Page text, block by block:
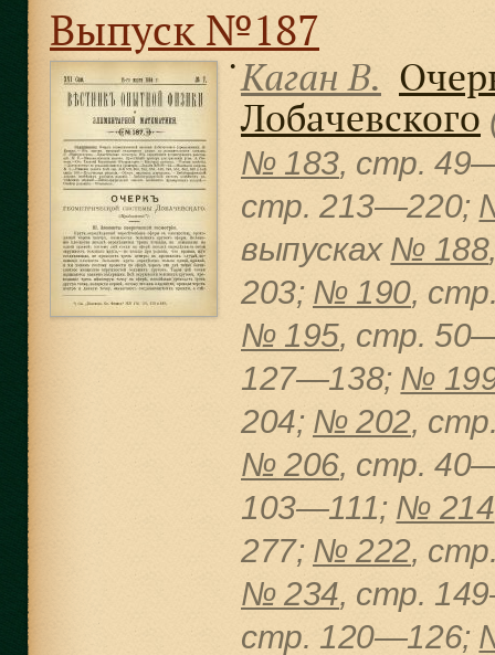
Выпуск №187
● Каган В.
Лобачевского
№ 183, cтр.
cтр. 213—220;
выпусках № 188
203; № 190,
№ 195, cтр.
127—138; №
204; № 202,
№ 206, cтр.
103—111; № 214
277; № 222,
№ 234, cтр.
cтр. 120—126;